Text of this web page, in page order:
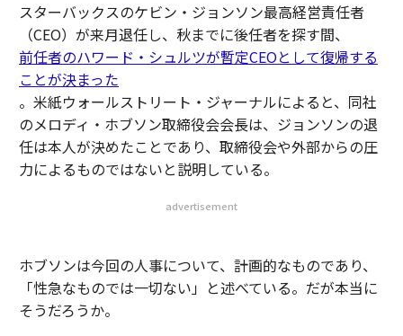
スターバックスのケビン・ジョンソン最高経営責任者
（CEO）が来月退任し、秋までに後任者を探す間、
前任者のハワード・シュルツが暫定CEOとして復帰する
ことが決まった
。米紙ウォールストリート・ジャーナルによると、同社
のメロディ・ホブソン取締役会会長は、ジョンソンの退
任は本人が決めたことであり、取締役会や外部からの圧
力によるものではないと説明している。
advertisement
ホブソンは今回の人事について、計画的なものであり、
「性急なものでは一切ない」と述べている。だが本当に
そうだろうか。